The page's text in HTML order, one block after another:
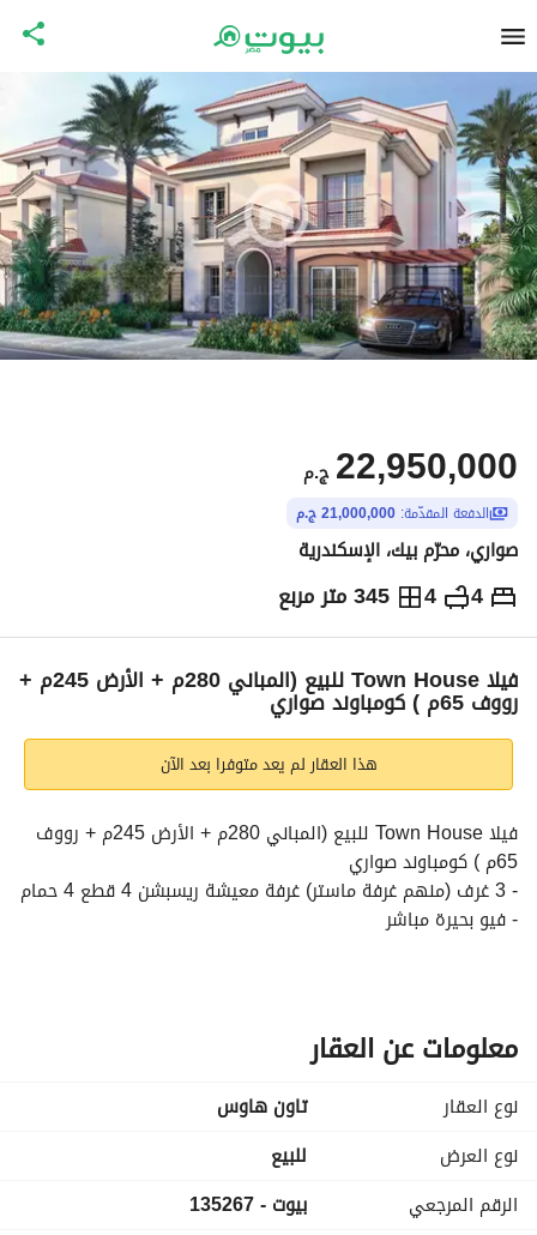
ج.م 22,950,000
الدفعة المقدّمة: 21,000,000 ج.م
صواري، محرّم بيك، الإسكندرية
4
4 345 متر مربع ج.م22,950,000
التفاصيل الاتجاهات والمؤشرات رهن عقاري فيلا Town House للبيع (المباني 280م + الأرض 245م +
رووف 65م ) كومباوند صواري
هذا العقار لم يعد متوفرا بعد الآن
65م ) كومباوند صواري
- 3 غرف (منهم غرفة ماستر) غرفة معيشة ريسبشن 4 قطع 4 حمام
- فيو بحيرة مباشر
» لمزيد من التفاصيل وتحديد ميعاد للمعاينة أ/ روان جمال:
عرض معلومات الاتصال
net/go/rewan-gamal-500e1c
كود الوحدة: 135267
معلومات عن العقار
نوع العقار
تاون هاوس
نوع العرض
للبيع
الرقم المرجعي
بيوت - 135267